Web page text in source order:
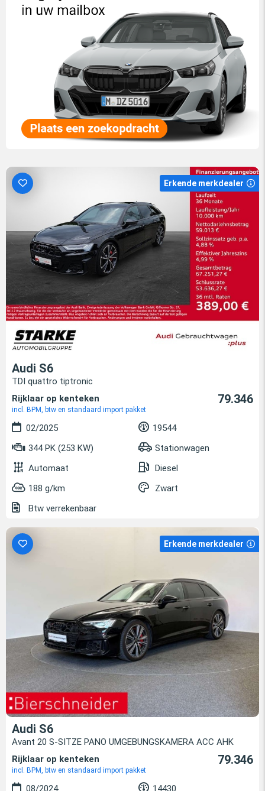
Erkende merkdealer
Audi S6
TDI quattro tiptronic
Rijklaar op kenteken
incl. BPM, btw en standaard import pakket
79.346
02/2025
19544
344 PK (253 KW)
Stationwagen
Automaat
Diesel
188 g/km
Zwart
Btw verrekenbaar
Erkende merkdealer
Audi S6
Avant 20 S-SITZE PANO UMGEBUNGSKAMERA ACC AHK
Rijklaar op kenteken
incl. BPM, btw en standaard import pakket
79.346
08/2024 14430